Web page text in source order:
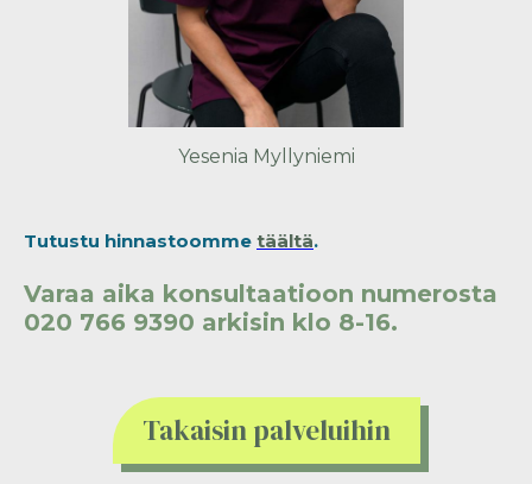
Yesenia Myllyniemi
Tutustu hinnastoomme täältä.
Varaa aika konsultaatioon numerosta
020 766 9390 arkisin klo 8-16.
Takaisin palveluihin